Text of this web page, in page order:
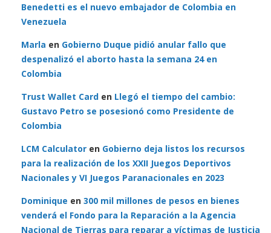
Benedetti es el nuevo embajador de Colombia en
Venezuela
Marla en Gobierno Duque pidió anular fallo que
despenalizó el aborto hasta la semana 24 en
Colombia
Trust Wallet Card en Llegó el tiempo del cambio:
Gustavo Petro se posesionó como Presidente de
Colombia
LCM Calculator en Gobierno deja listos los recursos
para la realización de los XXII Juegos Deportivos
Nacionales y VI Juegos Paranacionales en 2023
Dominique en 300 mil millones de pesos en bienes
venderá el Fondo para la Reparación a la Agencia
Nacional de Tierras para reparar a víctimas de Justicia